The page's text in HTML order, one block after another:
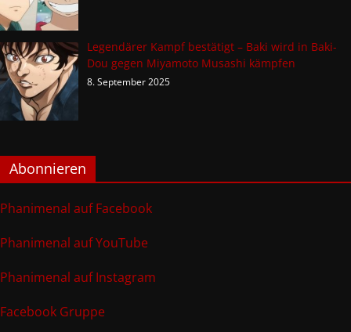
Legendärer Kampf bestätigt – Baki wird in Baki-
Dou gegen Miyamoto Musashi kämpfen
8. September 2025
Abonnieren
Phanimenal auf Facebook
Phanimenal auf YouTube
Phanimenal auf Instagram
Facebook Gruppe